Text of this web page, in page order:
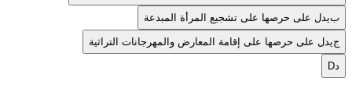
بيدل على حرصها على تشجيع المرأة المبدعة
جيدل على حرصها على إقامة المعارض والمهرجانات التراثية
D